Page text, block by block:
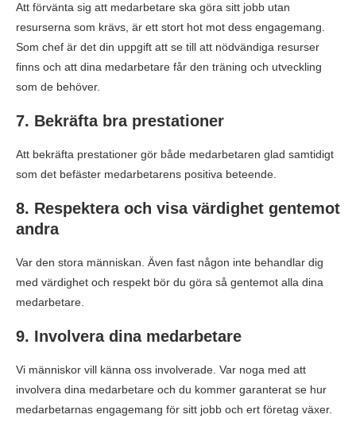
Att förvänta sig att medarbetare ska göra sitt jobb utan
resurserna som krävs, är ett stort hot mot dess engagemang.
Som chef är det din uppgift att se till att nödvändiga resurser
finns och att dina medarbetare får den träning och utveckling
som de behöver.
7. Bekräfta bra prestationer
Att bekräfta prestationer gör både medarbetaren glad samtidigt
som det befäster medarbetarens positiva beteende.
8. Respektera och visa värdighet gentemot
andra
Var den stora människan. Även fast någon inte behandlar dig
med värdighet och respekt bör du göra så gentemot alla dina
medarbetare.
9. Involvera dina medarbetare
Vi människor vill känna oss involverade. Var noga med att
involvera dina medarbetare och du kommer garanterat se hur
medarbetarnas engagemang för sitt jobb och ert företag växer.